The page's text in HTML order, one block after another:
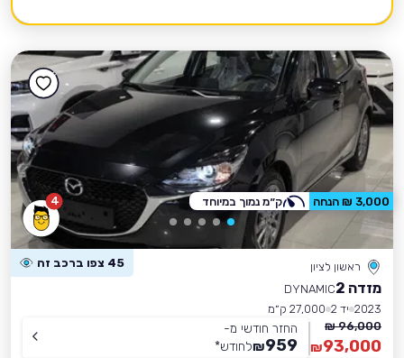
4
ראשון לציון 45 צפו ברכב זה
מזדה 2
DYNAMIC
2023 יד 2
27,000 ק״מ
96,000 ₪
93,000
₪
החזר חודשי מ-
959
₪לחודש*
3,000 ₪ הנחה ק״מ נמוך במיוחד